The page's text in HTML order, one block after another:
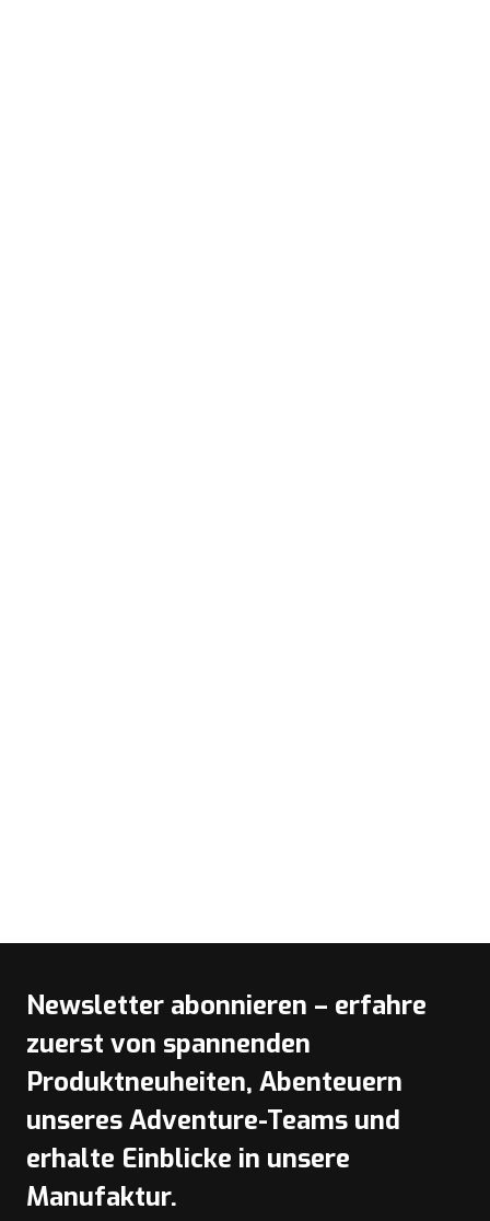
Newsletter abonnieren – erfahre
zuerst von spannenden
Produktneuheiten, Abenteuern
unseres Adventure-Teams und
erhalte Einblicke in unsere
Manufaktur.